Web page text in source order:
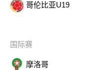
哥伦比亚U19
国际赛
摩洛哥